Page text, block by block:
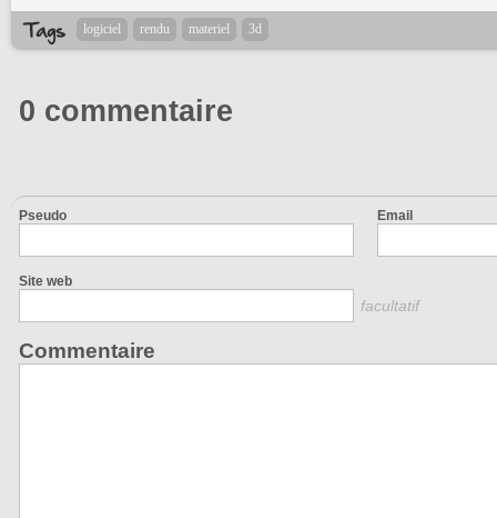
logiciel rendu materiel 3d
0 commentaire
Pseudo Email
Site web
facultatif
Commentaire